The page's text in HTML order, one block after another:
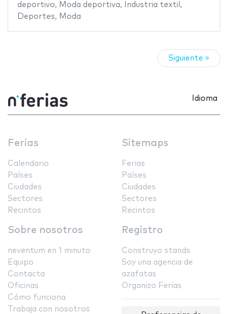
deportivo, Moda deportiva, Industria textil ,
Deportes, Moda
Siguiente »
Idioma
Ferias
Calendario
Países
Ciudades
Sectores
Recintos
Sitemaps
Ferias
Países
Ciudades
Sectores
Recintos
Sobre nosotros
neventum en 1 minuto
Equipo
Contacta
Oficinas
Cómo funciona
Trabaja con nosotros
Registro
Construyo stands
Soy una agencia de
azafatas
Organizo Ferias